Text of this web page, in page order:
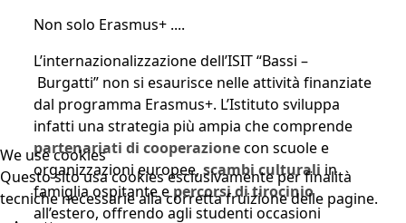
Non solo Erasmus+ ....
L’internazionalizzazione dell’ISIT “Bassi –
Burgatti” non si esaurisce nelle attività finanziate
dal programma Erasmus+. L’Istituto sviluppa
infatti una strategia più ampia che comprende
partenariati di cooperazionecon scuole e
organizzazioni europee,scambi culturaliin
famiglia ospitante epercorsi di tirocinio
all’estero, offrendo agli studenti occasioni
We use cookies
Questo sito usa cookies esclusivamente per finalità
tecniche necessarie alla corretta fruizione delle pagine.